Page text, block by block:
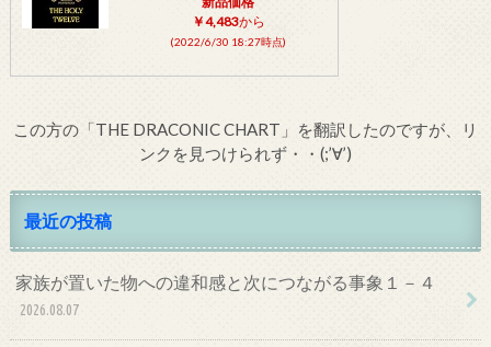
￥4,483から
(2022/6/30 18:27時点)
この方の「THE DRACONIC CHART」を翻訳したのですが、リ
ンクを見つけられず・・(;’∀’)
最近の投稿
家族が置いた物への違和感と次につながる事象１－４
2026.08.07